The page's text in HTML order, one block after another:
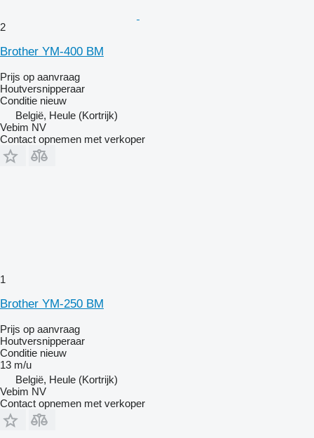
2
Brother YM-400 BM
Prijs op aanvraag
Houtversnipperaar
Conditie nieuw
België, Heule (Kortrijk)
Vebim NV
Contact opnemen met verkoper
1
Brother YM-250 BM
Prijs op aanvraag
Houtversnipperaar
Conditie nieuw
13 m/u
België, Heule (Kortrijk)
Vebim NV
Contact opnemen met verkoper